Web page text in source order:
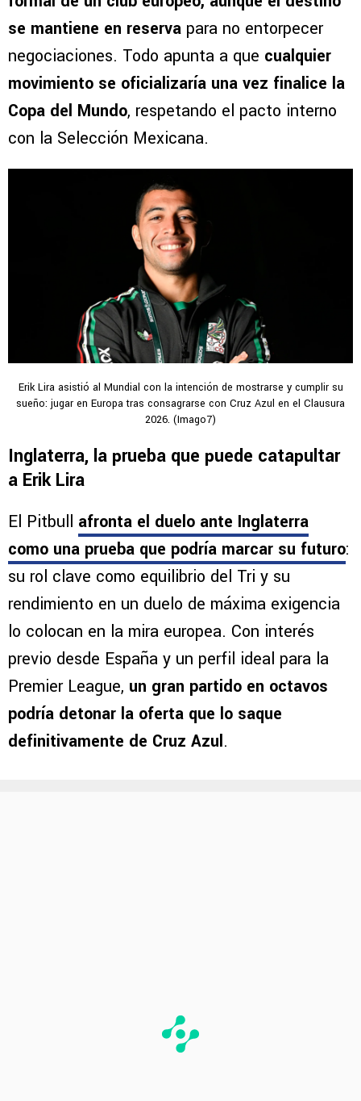
se mantiene en reserva para no entorpecer
negociaciones. Todo apunta a que cualquier
movimiento se oficializaría una vez finalice la
Copa del Mundo, respetando el pacto interno
con la Selección Mexicana.
Erik Lira asistió al Mundial con la intención de mostrarse y cumplir su
sueño: jugar en Europa tras consagrarse con Cruz Azul en el Clausura
2026. (Imago7)
Inglaterra, la prueba que puede catapultar
a Erik Lira
El Pitbull afronta el duelo ante Inglaterra
como una prueba que podría marcar su futuro:
su rol clave como equilibrio del Tri y su
rendimiento en un duelo de máxima exigencia
lo colocan en la mira europea. Con interés
previo desde España y un perfil ideal para la
Premier League, un gran partido en octavos
podría detonar la oferta que lo saque
definitivamente de Cruz Azul.